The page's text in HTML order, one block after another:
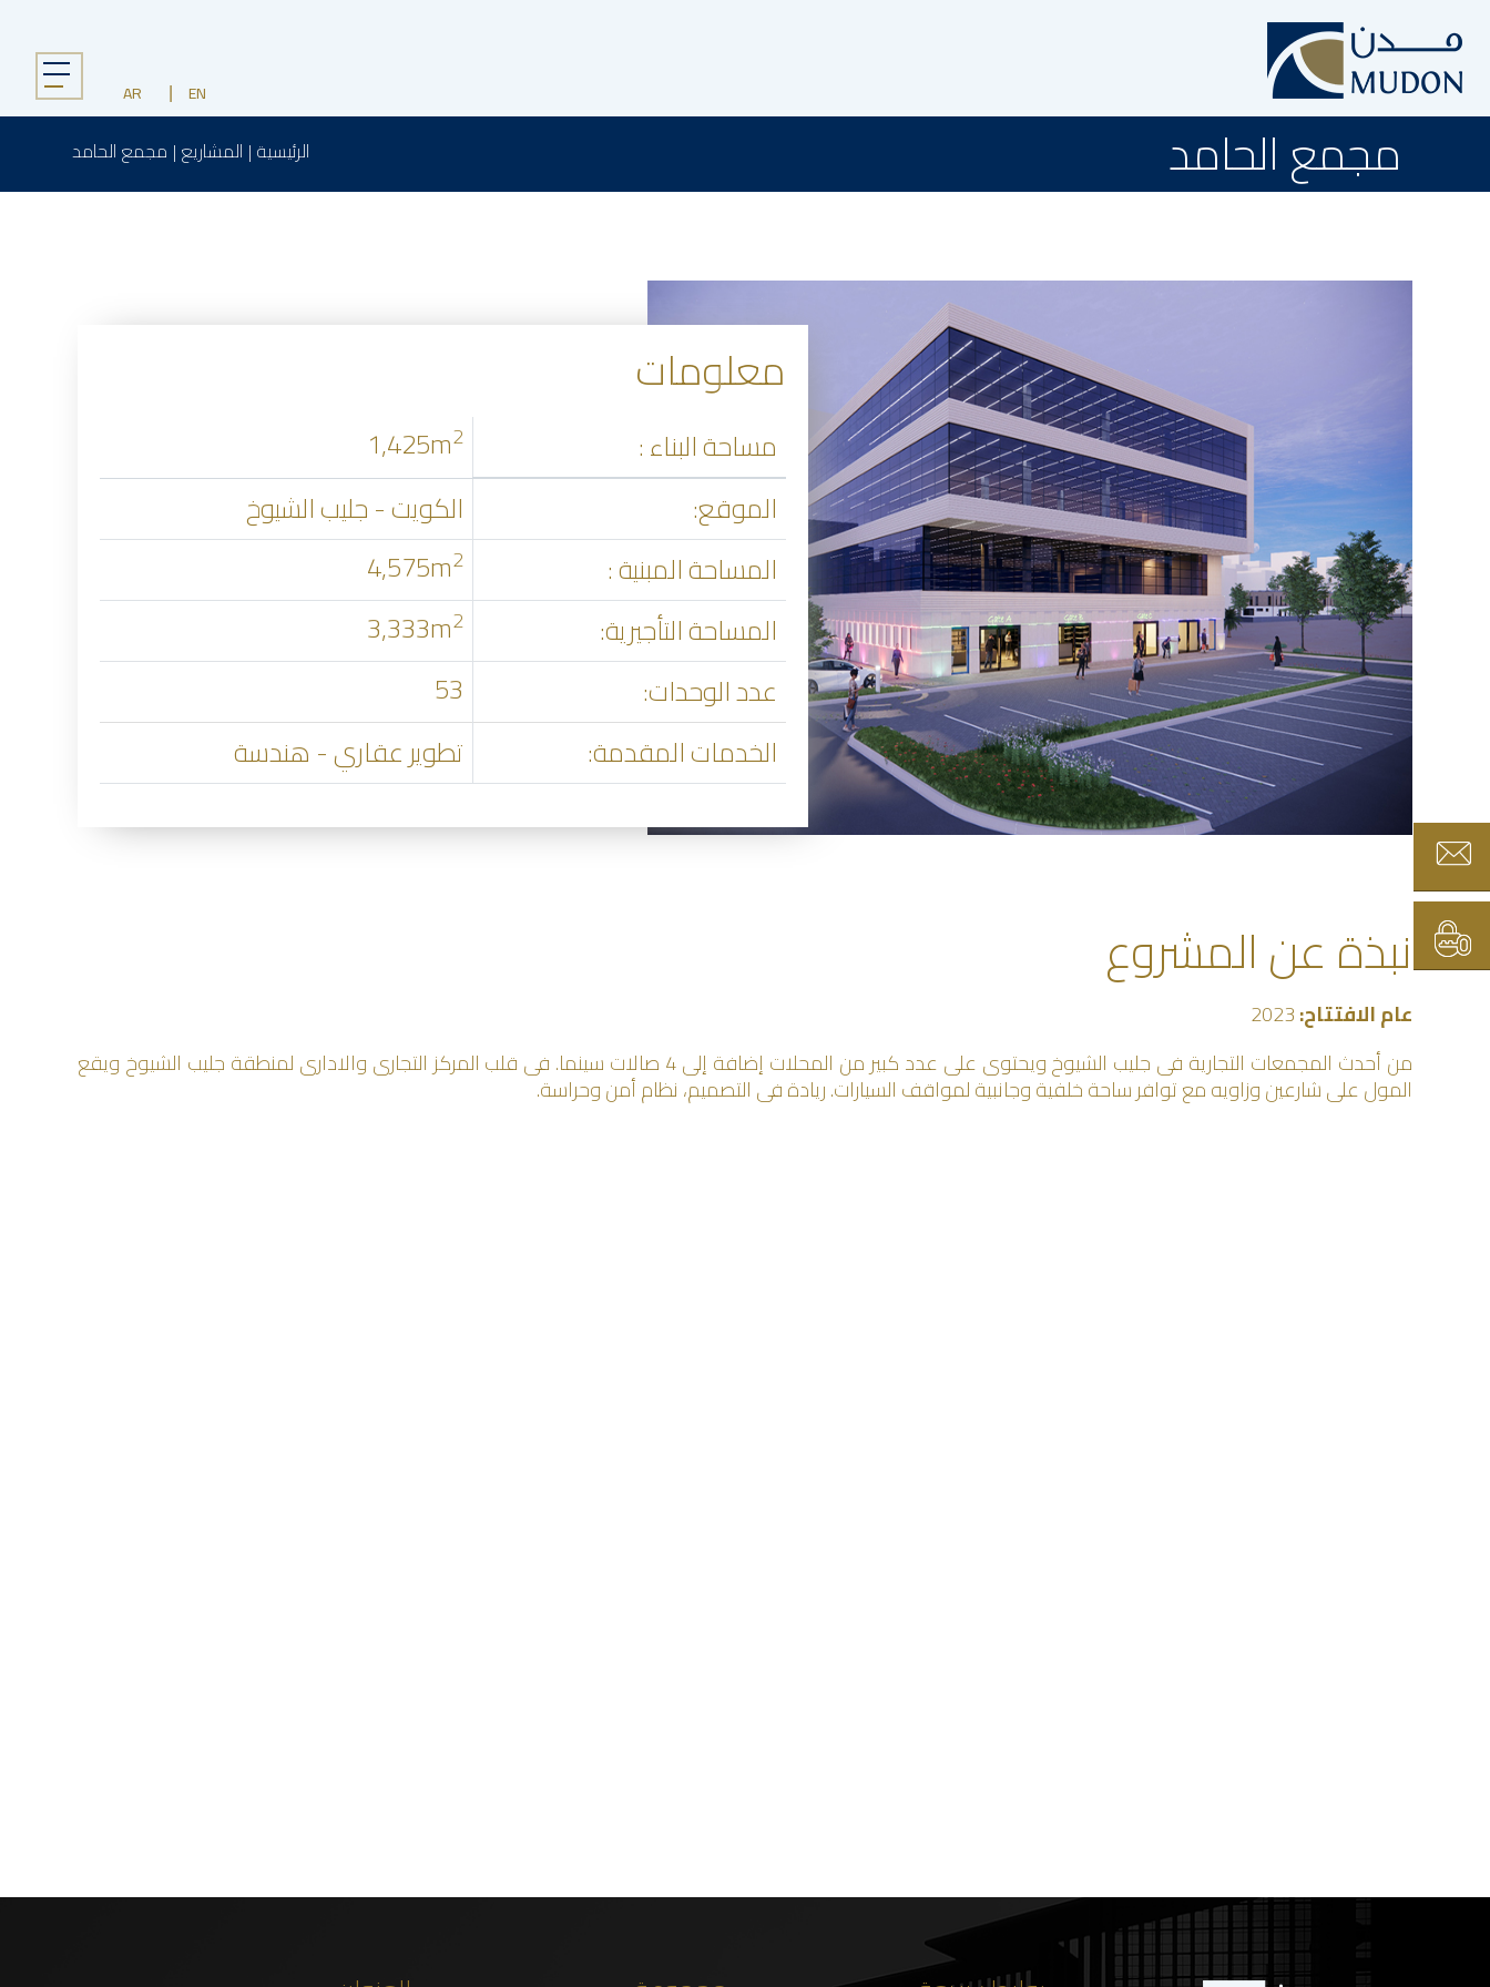
EN
AR
Menu
مجمع الحامد الرئيسية | المشاريع | مجمع الحامد
معلومات
مساحة البناء : 1,425m2
الموقع:
الكويت - جليب الشيوخ
المساحة المبنية :
4,575m2
المساحة التأجيرية: 3,333m2
عدد الوحدات:
53
الخدمات المقدمة:
تطوير عقاري - هندسة
نبذة عن المشروع
عام الافتتاح:
من أحدث المجمعات التجارية فى جليب الشيوخ ويحتوى على عدد كبير من المحلات إضافة إلى 4 صالات سينما. فى قلب المركز التجارى والادارى لمنطقة جليب الشيوخ ويقع
المول على شارعين وزاويه مع توافر ساحة خلفية وجانبية لمواقف السيارات. ريادة فى التصميم، نظام أمن وحراسة.